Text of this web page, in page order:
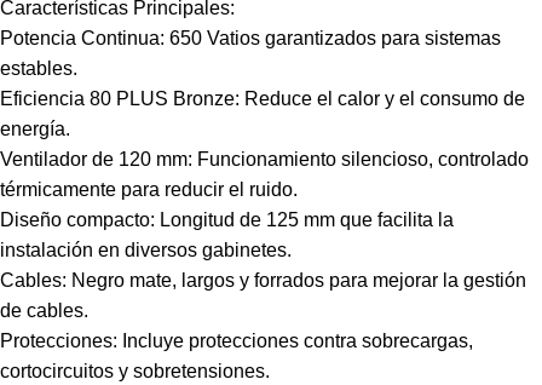
Características Principales:
Potencia Continua: 650 Vatios garantizados para sistemas
estables.
Eficiencia 80 PLUS Bronze: Reduce el calor y el consumo de
energía.
Ventilador de 120 mm: Funcionamiento silencioso, controlado
térmicamente para reducir el ruido.
Diseño compacto: Longitud de 125 mm que facilita la
instalación en diversos gabinetes.
Cables: Negro mate, largos y forrados para mejorar la gestión
de cables.
Protecciones: Incluye protecciones contra sobrecargas,
cortocircuitos y sobretensiones.